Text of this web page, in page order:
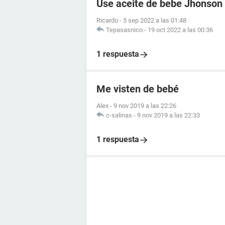
Use aceite de bebe
Ricardo - 5 sep 2022 a las 01:48
Tepasasnico - 19 oct 2022 a las 00:36
1 respuesta
Me visten de bebé
Alex - 9 nov 2019 a las 22:26
c-salinas - 9 nov 2019 a las 22:33
1 respuesta